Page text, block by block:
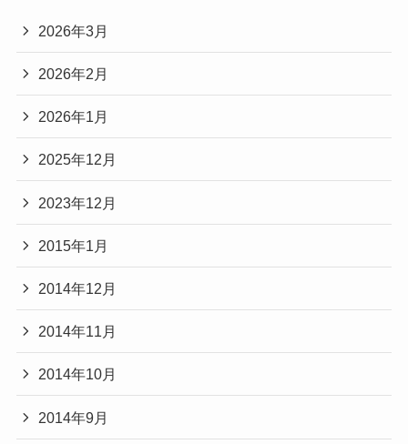
2026年3月
2026年2月
2026年1月
2025年12月
2023年12月
2015年1月
2014年12月
2014年11月
2014年10月
2014年9月